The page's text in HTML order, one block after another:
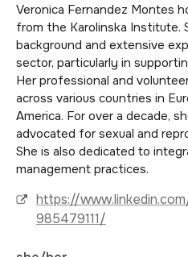
Veronica Fernandez Montes
from the Karolinska Institute.
background and extensive
sector, particularly in
Her professional and
across various countries in
America. For over a decade,
advocated for sexual and
She is also dedicated to
management practices.
https://
985479111/